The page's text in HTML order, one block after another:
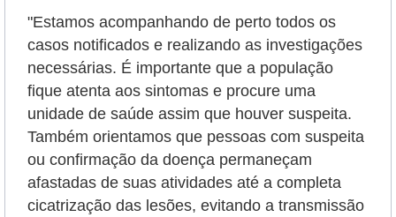
"Estamos acompanhando de perto todos os
casos notificados e realizando as investigações
necessárias. É importante que a população
fique atenta aos sintomas e procure uma
unidade de saúde assim que houver suspeita.
Também orientamos que pessoas com suspeita
ou confirmação da doença permaneçam
afastadas de suas atividades até a completa
cicatrização das lesões, evitando a transmissão